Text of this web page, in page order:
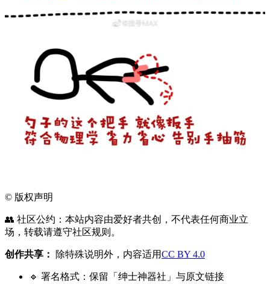
© 版权声明
👥 社区公约：本站内容由爱好者共创，不代表任何商业立
场，转载请遵守社区规则。
创作共享： 除特殊说明外，内容适用CC BY 4.0
🔹 署名格式：保留「绅士神器社」与原文链接